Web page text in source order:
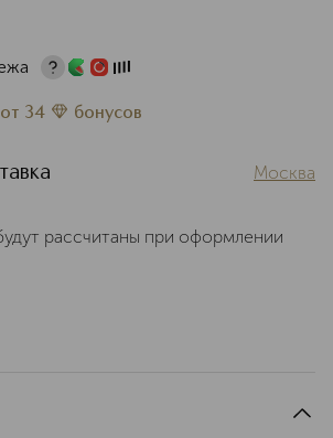
от 34 бонусов
Москва
рассчитаны при оформлении